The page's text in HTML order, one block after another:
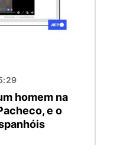
homem na
e o